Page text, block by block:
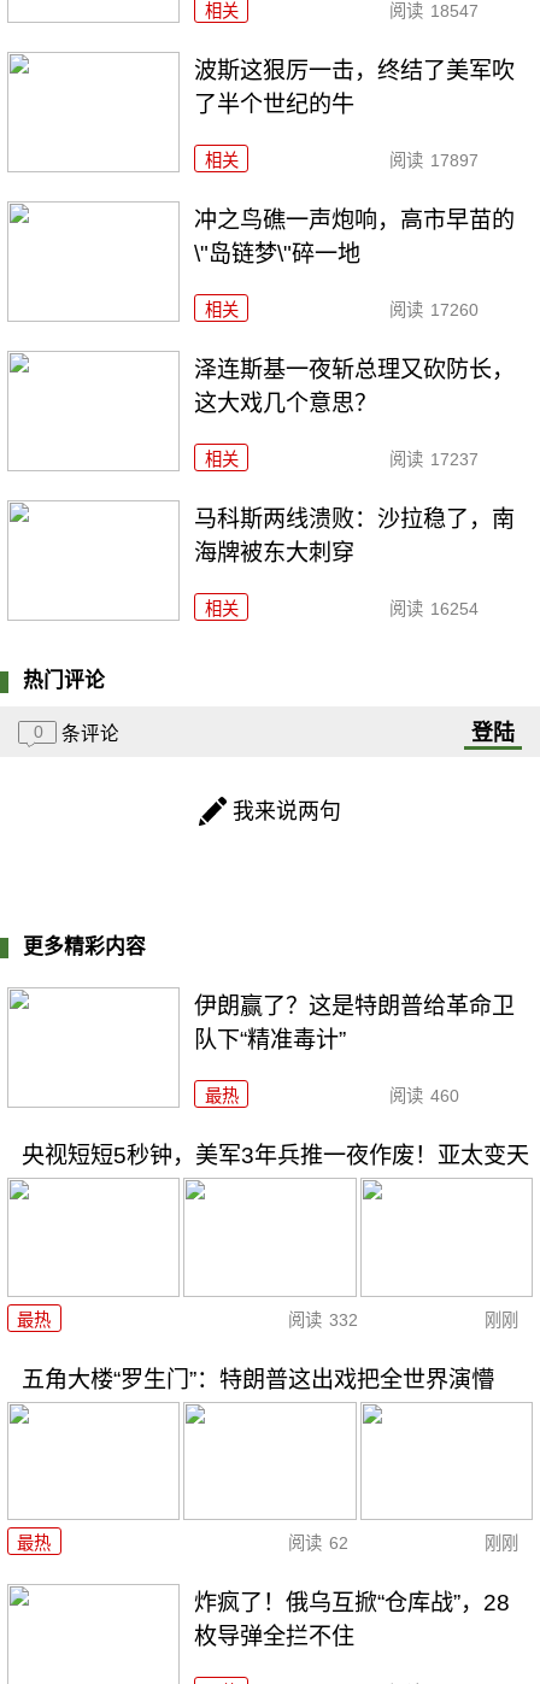
相关 阅读 18547
波斯这狠厉一击，终结了美军吹
了半个世纪的牛
相关 阅读 17897
冲之鸟礁一声炮响，高市早苗的
\"岛链梦\"碎一地
相关 阅读 17260
泽连斯基一夜斩总理又砍防长，
这大戏几个意思？
相关 阅读 17237
马科斯两线溃败：沙拉稳了，南
海牌被东大刺穿
相关 阅读 16254
热门评论
0 条评论 登陆
我来说两句
更多精彩内容
伊朗赢了？这是特朗普给革命卫
队下“精准毒计”
最热 阅读 460
央视短短5秒钟，美军3年兵推一夜作废！亚太变天
最热 阅读 332 刚刚
五角大楼“罗生门”：特朗普这出戏把全世界演懵
最热 阅读 62 刚刚
炸疯了！俄乌互掀“仓库战”，28
枚导弹全拦不住